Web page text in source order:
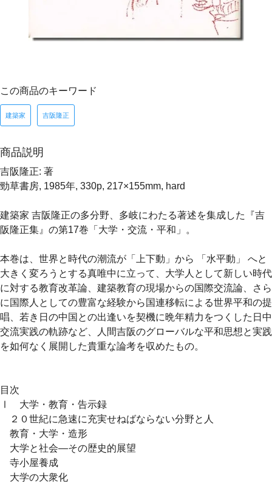
この商品のキーワード
建築家 吉阪隆正
商品説明
吉阪隆正: 著
勁草書房, 1985年, 330p, 217×155mm, hard
建築家 吉阪隆正の多分野、多岐にわたる著述を集成した『吉
阪隆正集』の第17巻「大学・交流・平和」。
本巻は、世界と時代の潮流が「上下動」から 「水平動」 へと
大きく変ろうとする真唯中に立って、大学人として新しい時代
に対する教育改革論、建築教育の現場からの国際交流論、さら
に国際人としての豊富な経験から国連移転による世界平和の提
唱、若き日の中国との出逢いを契機に晩年精力をつくした日中
交流実践の軌跡など、人間吉阪のグローバルな平和思想と実践
を如何なく展開した貴重な論考を収めたもの。
目次
Ⅰ 大学・教育・告示録
２０世紀に急速に充実せねばならない分野と人
教育・大学・造形
大学と社会―その歴史的展望
寺小屋養成
大学の大衆化